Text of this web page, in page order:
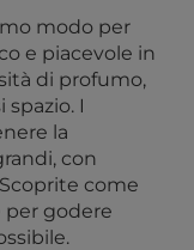
modo per
e piacevole in
di profumo,
spazio. I
la
con
come
per godere